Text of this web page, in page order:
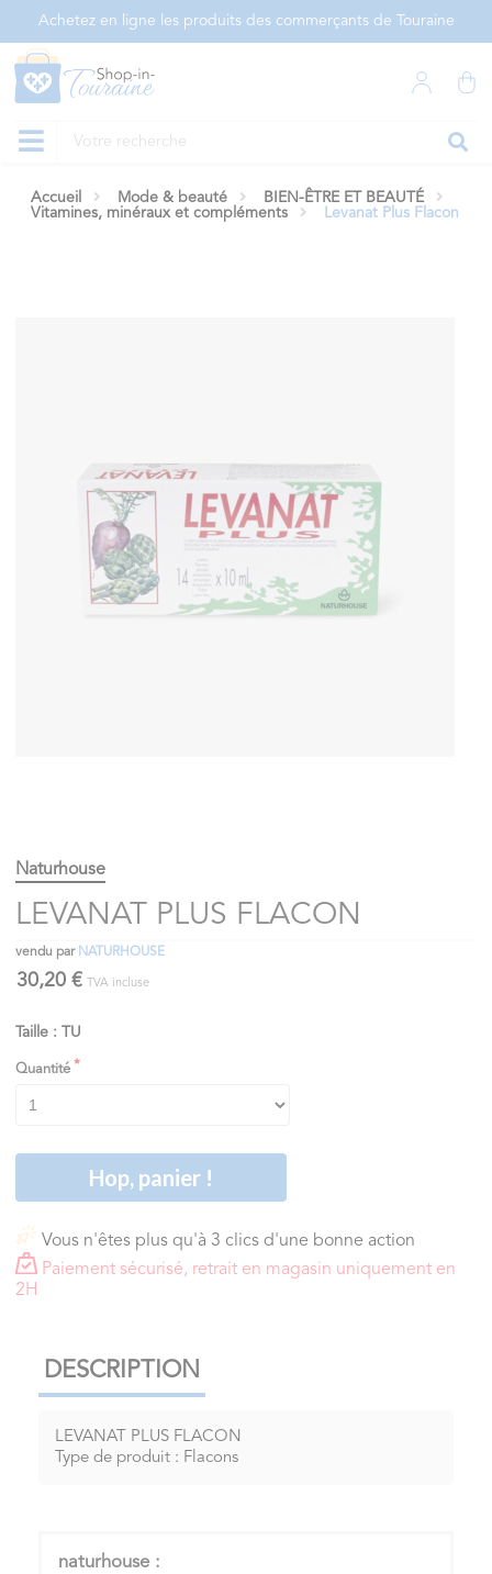
Achetez en ligne les produits des commerçants de Touraine
Accueil Mode & beauté
BIEN-ÊTRE ET BEAUTÉ
Vitamines, minéraux et compléments
Levanat Plus Flacon
Naturhouse
LEVANAT PLUS FLACON
vendu par NATURHOUSE
30,20 € TVA incluse
Taille : TU
Quantité
Hop, panier !
Vous n'êtes plus qu'à 3 clics d'une bonne action
Paiement sécurisé, retrait en magasin uniquement en
2H
DESCRIPTION
LEVANAT PLUS FLACON
Type de produit : Flacons
naturhouse :
Panneau de gestion des cookies